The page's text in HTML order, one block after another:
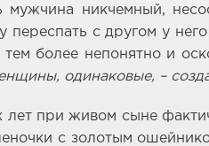
мужчина никчемный,
с другом у
более непонятно и
одинаковые, –
при живом сыне
с золотым